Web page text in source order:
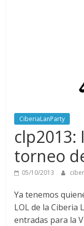
CiberiaLanParty
clp2013:
torneo
05/10/2013
Ya tenemos
LOL de la Ciberia
entradas para la